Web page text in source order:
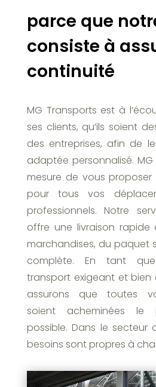
parce que
consiste à
continuité
MG Transports est à
ses clients, qu’ils soient
des entreprises, afin de
adaptée personnalisé.
mesure de vous
pour tous vos
professionnels. Notre
offre une livraison
marchandises, du paquet
complète. En tant
transport exigeant et bien
assurons que toutes
soient acheminées le
possible. Dans le secteur
besoins sont propres à